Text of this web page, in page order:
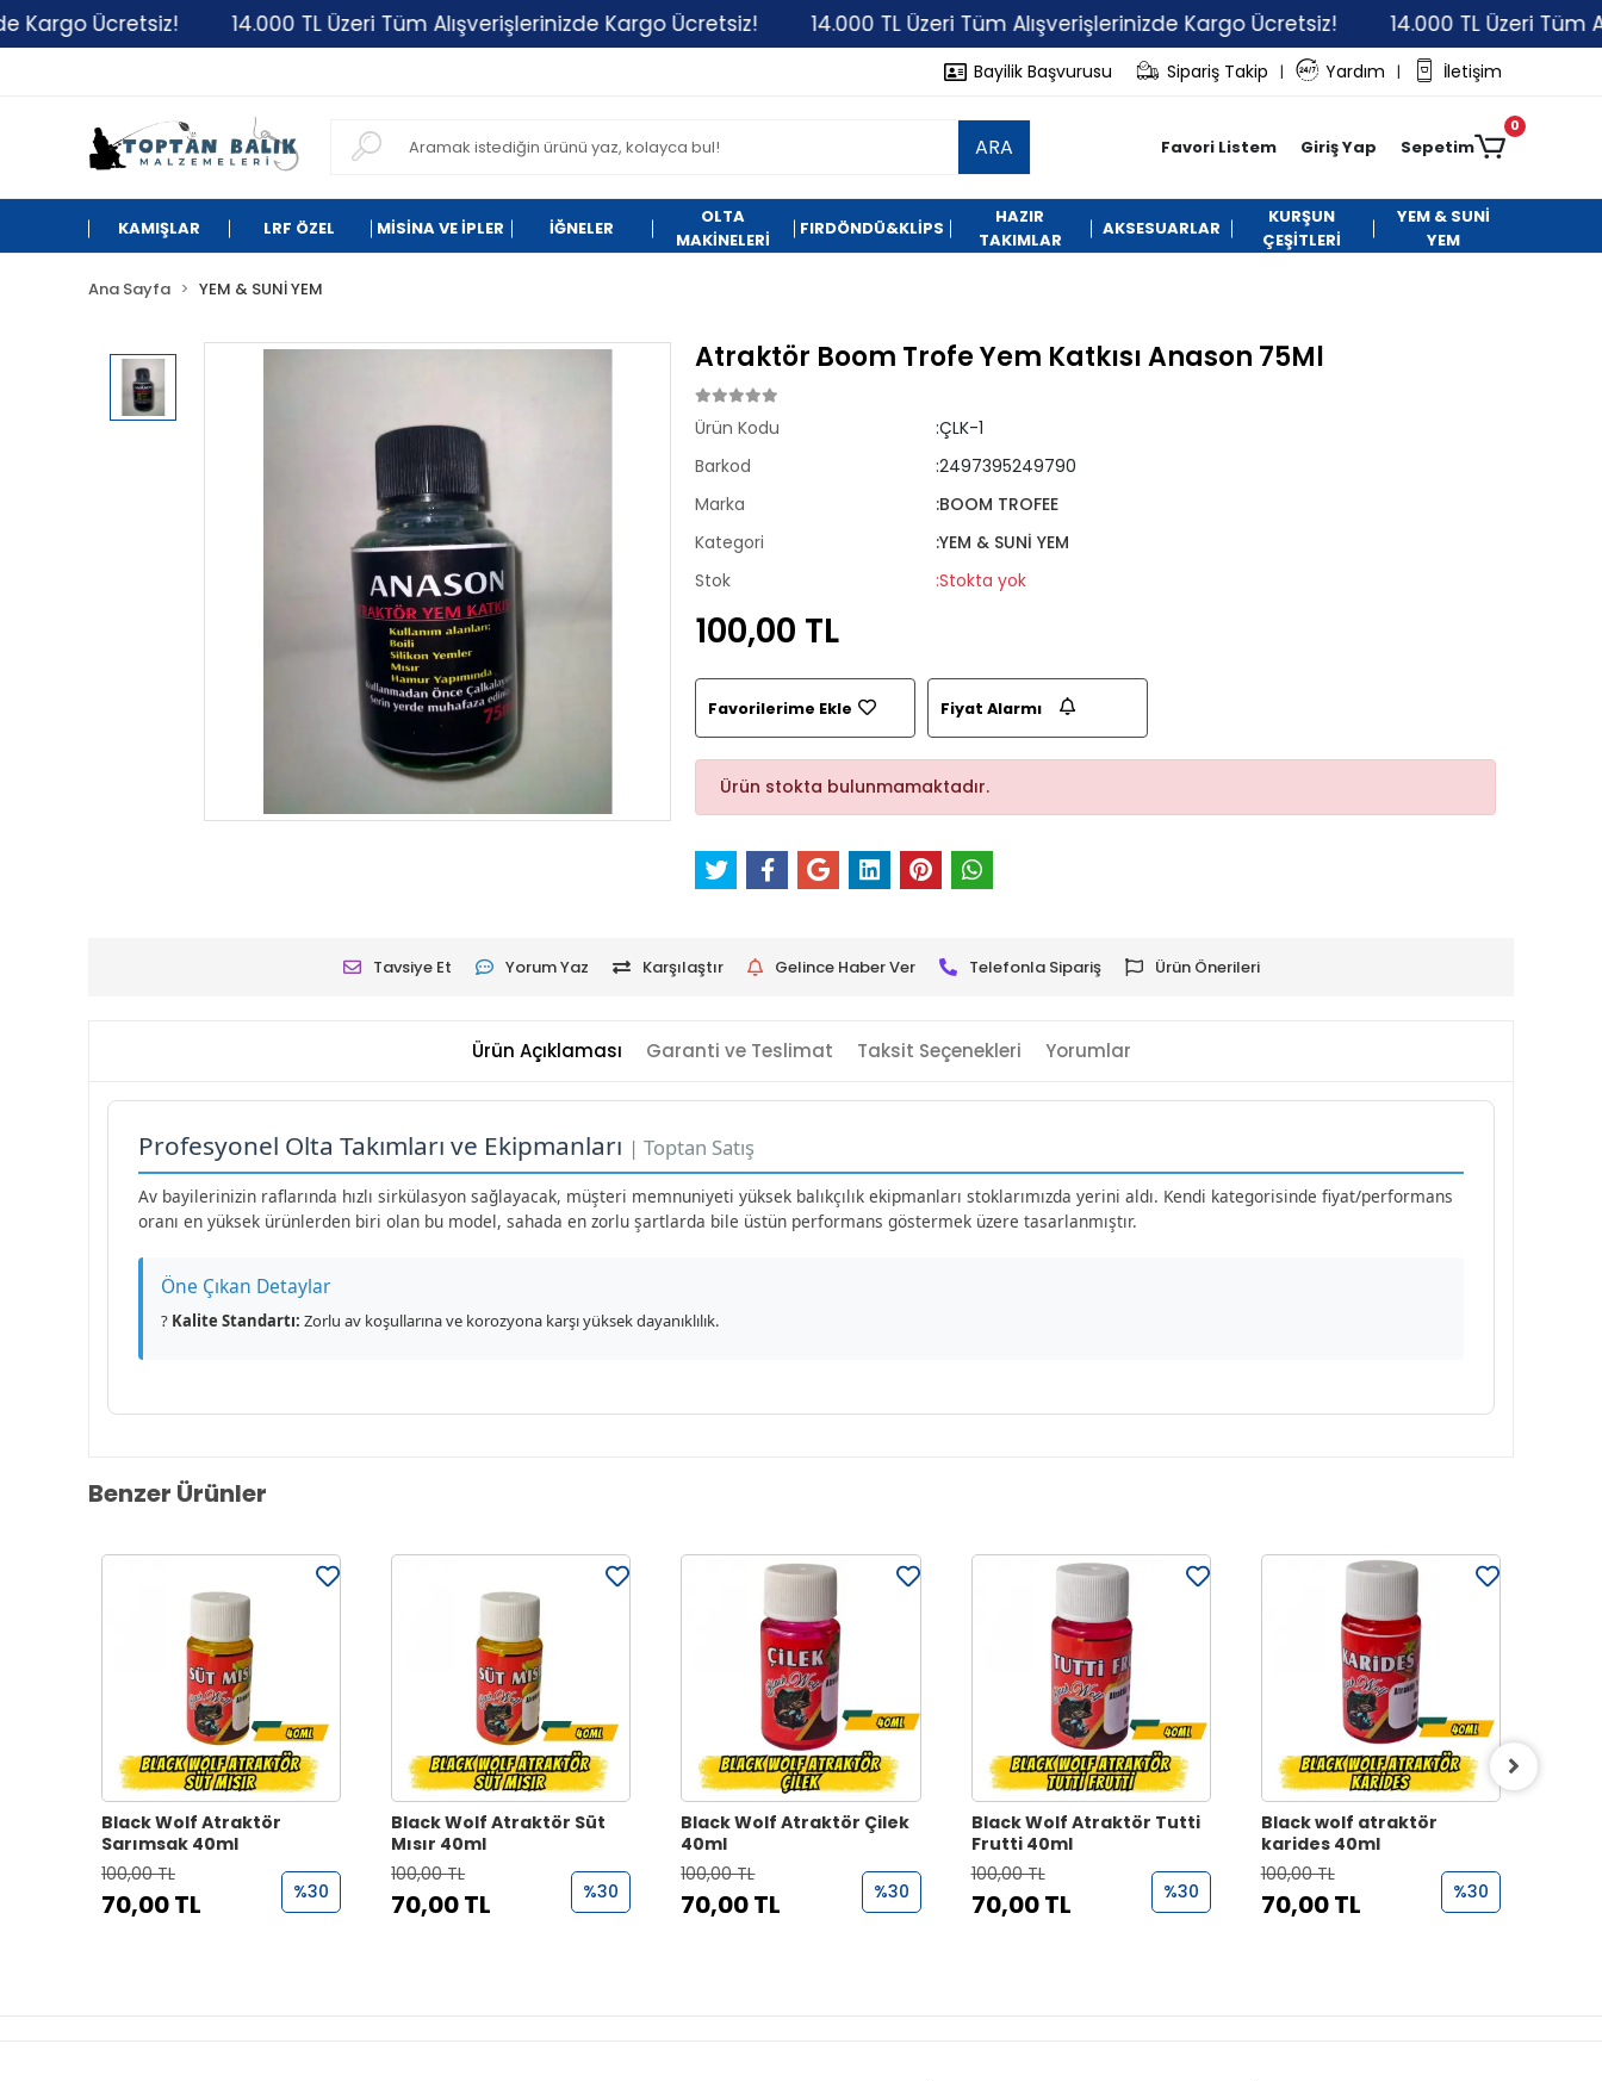
Ücretsiz! 14.000 TL Üzeri Tüm Alışverişlerinizde Kargo Ücretsiz! 14.000 TL Üzeri Tüm Alışverişlerinizde Kargo Ücretsiz! 14.000 TL Üzeri Tüm
Bayilik Başvurusu Sipariş Takip | Yardım | İletişim
ARA Favori Listem Giriş Yap Sepetim
0
KAMIŞLAR LRF ÖZEL MİSİNA VE İPLER İĞNELER
OLTA
MAKİNELERİ
FIRDÖNDÜ&KLİPS
HAZIR
TAKIMLAR
AKSESUARLAR
KURŞUN
ÇEŞİTLERİ
YEM & SUNİ
YEM
Ana Sayfa YEM & SUNİ YEM
Atraktör Boom Trofe Yem Katkısı Anason 75Ml
Ürün Kodu
:ÇLK-1
Barkod
:2497395249790
Marka
:BOOM TROFEE
Kategori
:YEM & SUNİ YEM
Stok
:Stokta yok
100,00 TL
Favorilerime Ekle Fiyat Alarmı
Ürün stokta bulunmamaktadır.
Tavsiye Et Yorum Yaz Karşılaştır Gelince Haber Ver Telefonla Sipariş Ürün Önerileri
Ürün Açıklaması Garanti ve Teslimat Taksit Seçenekleri Yorumlar
Profesyonel Olta Takımları ve Ekipmanları | Toptan Satış
Av bayilerinizin raflarında hızlı sirkülasyon sağlayacak, müşteri memnuniyeti yüksek balıkçılık ekipmanları stoklarımızda yerini aldı. Kendi kategorisinde fiyat/performans
oranı en yüksek ürünlerden biri olan bu model, sahada en zorlu şartlarda bile üstün performans göstermek üzere tasarlanmıştır.
Öne Çıkan Detaylar
? Kalite Standartı: Zorlu av koşullarına ve korozyona karşı yüksek dayanıklılık.
Benzer Ürünler
Black Wolf Atraktör
Sarımsak 40ml
100,00 TL
70,00 TL %30
Black Wolf Atraktör Süt
Mısır 40ml
100,00 TL
70,00 TL %30
Black Wolf Atraktör Çilek
40ml
100,00 TL
70,00 TL %30
Black Wolf Atraktör Tutti
Frutti 40ml
100,00 TL
70,00 TL %30
Black wolf atraktör
karides 40ml
100,00 TL
70,00 TL %30